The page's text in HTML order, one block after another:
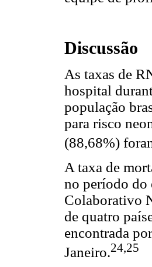
Discussão
As taxas de
hospital
população
para risco
(88,68%)
A taxa de
no período do
Colaborativo
de quatro
encontrada
Janeiro.24,25